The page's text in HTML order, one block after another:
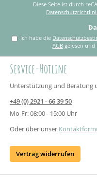
Diese Seite ist durch
Ich habe die
AGB gelesen
Service-Hotline
Unterstützung und Beratung
+49 (0) 2921 - 66 39 50
Mo-Fr: 08:00 - 15:00 Uhr
Oder über unser
Vertrag widerrufen